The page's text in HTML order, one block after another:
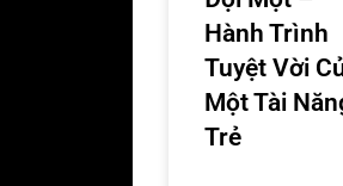
Hành Trình
Tuyệt Vời
Một Tài
Trẻ